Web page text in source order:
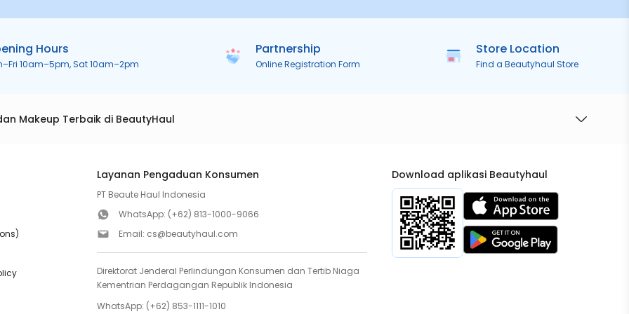
Hours
10am–5pm, Sat 10am–2pm
Partnership
Online Registration Form
Store Location
Find a Beautyhaul Store
Makeup Terbaik di BeautyHaul
Layanan Pengaduan Konsumen
PT Beaute Haul Indonesia
WhatsApp: (+62) 813-1000-9066
Email: cs@beautyhaul.com
Direktorat Jenderal Perlindungan Konsumen dan Tertib Niaga
Kementrian Perdagangan Republik Indonesia
WhatsApp: (+62) 853-1111-1010
Download aplikasi Beautyhaul